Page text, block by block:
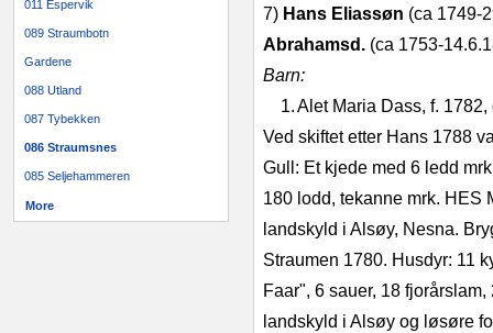
011 Espervik
089 Straumbotn
Gardene
088 Utland
087 Tybekken
086 Straumsnes
085 Seljehammeren
More
7) Hans Eliassøn (ca
Abrahamsd. (ca
Barn:
1.Alet Maria Dass, f. 1782,
Ved skiftet etter Hans 1788
Gull: Et kjede med 6 ledd
180 lodd, tekanne mrk. HES
landskyld i Alsøy, Nesna.
Straumen 1780. Husdyr: 11
Faar", 6 sauer, 18
landskyld i Alsøy og løsøre